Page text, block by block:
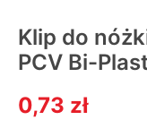
Klip do
PCV Bi-
0,73 zł